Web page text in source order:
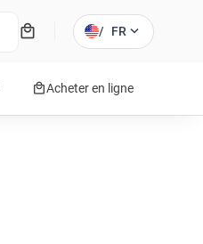
local_mall / FR expand_more
local_mallAcheter en ligne